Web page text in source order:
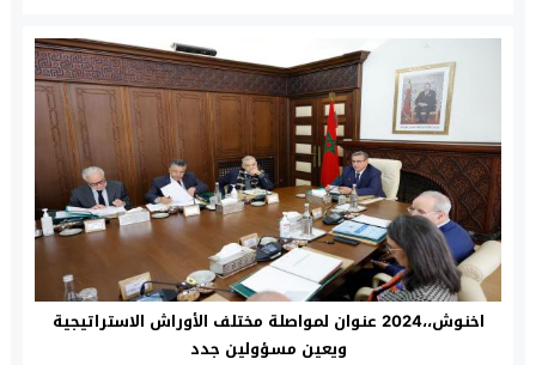
اخنوش،،2024 عنوان لمواصلة مختلف الأوراش الاستراتيجية
ويعين مسؤولين جدد